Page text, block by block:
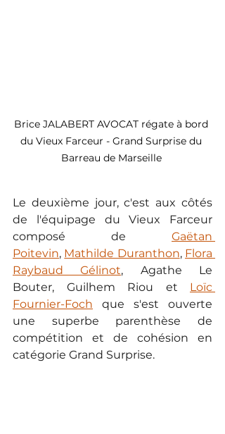
Brice JALABERT AVOCAT régate à bord
du Vieux Farceur - Grand Surprise du
Barreau de Marseille
Le deuxième jour, c'est aux côtés
de l'équipage du Vieux Farceur
composé de
Gaëtan
Poitevin, Mathilde Duranthon, Flora
Raybaud Gélinot, Agathe Le
Bouter, Guilhem Riou et
Loïc
Fournier-Foch
que s'est ouverte
une superbe parenthèse de
compétition et de cohésion en
catégorie Grand Surprise.